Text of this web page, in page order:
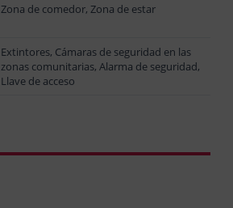
Zona de comedor, Zona de estar
Extintores, Cámaras de seguridad en las
zonas comunitarias, Alarma de seguridad,
Llave de acceso